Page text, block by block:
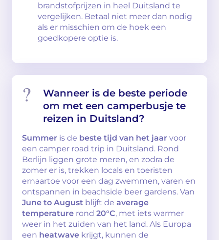
brandstofprijzen in heel Duitsland te
vergelijken. Betaal niet meer dan nodig
als er misschien om de hoek een
goedkopere optie is.
Wanneer is de beste periode
om met een camperbusje te
reizen in Duitsland?
Summer is de beste tijd van het jaar voor
een camper road trip in Duitsland. Rond
Berlijn liggen grote meren, en zodra de
zomer er is, trekken locals en toeristen
ernaartoe voor een dag zwemmen, varen en
ontspannen in beachside beer gardens. Van
June to August blijft de average
temperature rond 20°C, met iets warmer
weer in het zuiden van het land. Als Europa
een heatwave krijgt, kunnen de